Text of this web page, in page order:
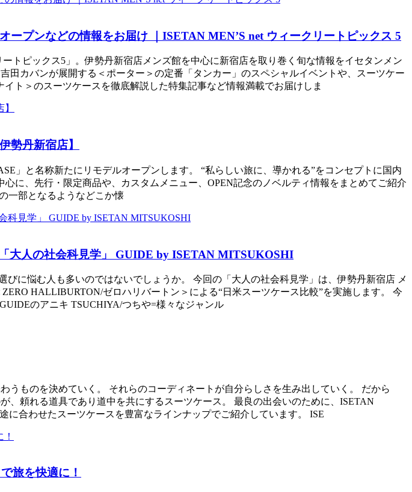
プンなどの情報をお届け ｜ISETAN MEN’S net ウィークリートピックス 5
トピックス5」。伊勢丹新宿店メンズ館を中心に新宿店を取り巻く旬な情報をイセタンメン
田カバンが展開する＜ポーター＞の定番「タンカー」のスペシャルイベントや、スーツケー
ト＞のスーツケースを徹底解説した特集記事など情報満載でお届けしま
勢丹新宿店】
」と名称新たにリモデルオープンします。 “私らしい旅に、導かれる”をコンセプトに国内
に、先行・限定商品や、カスタムメニュー、OPEN記念のノベルティ情報をまとめてご紹介
一部となるようなどこか懐
大人の社会科見学」 GUIDE by ISETAN MITSUKOSHI
に悩む人も多いのではないでしょうか。 今回の「大人の社会科見学」は、伊勢丹新宿店 メ
HALLIBURTON/ゼロハリバートン＞による“日米スーツケース比較”を実施します。 今
のアニキ TSUCHIYA/つちや=様々なジャンル
ものを決めていく。 それらのコーディネートが自分らしさを生み出していく。 だから
、頼れる道具であり道中を共にするスーツケース。 最良の出会いのために、ISETAN
合わせたスーツケースを豊富なラインナップでご紹介しています。 ISE
旅を快適に！